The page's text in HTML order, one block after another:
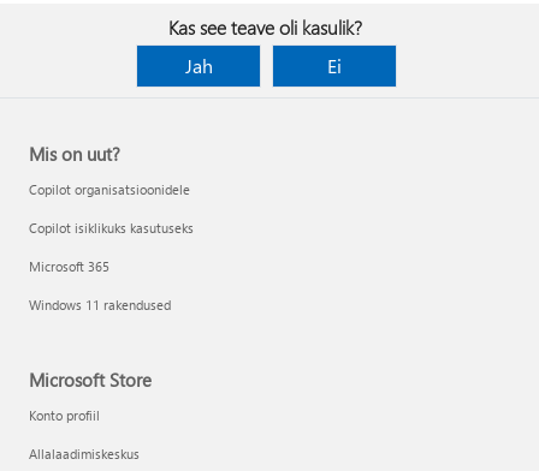
Kas see teave oli kasulik?
Jah
Ei
Mis on uut?
Copilot organisatsioonidele
Copilot isiklikuks kasutuseks
Microsoft 365
Windows 11 rakendused
Microsoft Store
Konto profiil
Allalaadimiskeskus